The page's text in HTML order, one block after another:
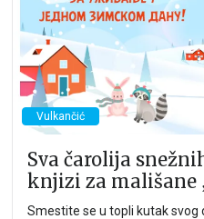
Vulkančić
Sva čarolija
knjizi za mališane
Smestite se u topli kutak svog